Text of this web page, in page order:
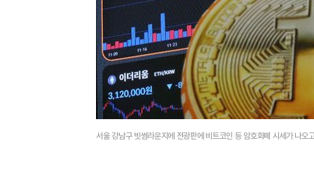
서울 강남구 빗썸라운지에 전광판에 비트코인 등 암호화폐 시세가 나